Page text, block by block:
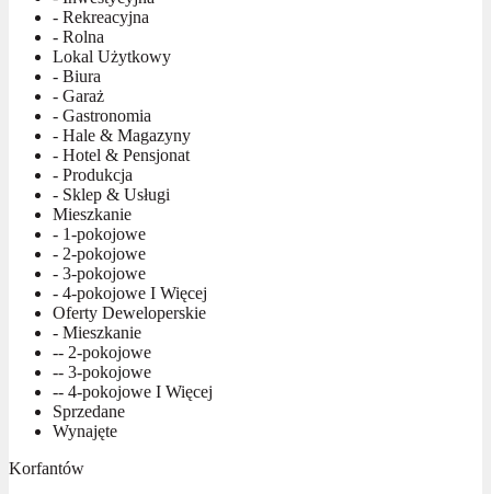
- Rekreacyjna
- Rolna
Lokal Użytkowy
- Biura
- Garaż
- Gastronomia
- Hale & Magazyny
- Hotel & Pensjonat
- Produkcja
- Sklep & Usługi
Mieszkanie
- 1-pokojowe
- 2-pokojowe
- 3-pokojowe
- 4-pokojowe I Więcej
Oferty Deweloperskie
- Mieszkanie
-- 2-pokojowe
-- 3-pokojowe
-- 4-pokojowe I Więcej
Sprzedane
Wynajęte
Korfantów